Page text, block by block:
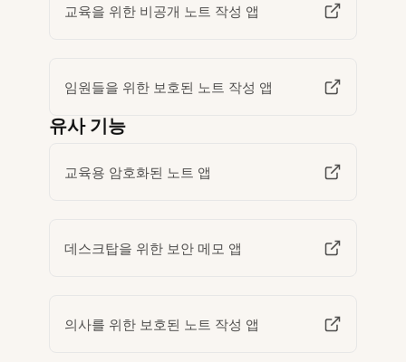
교육을 위한 비공개 노트 작성 앱
임원들을 위한 보호된 노트 작성 앱
유사 기능
교육용 암호화된 노트 앱
데스크탑을 위한 보안 메모 앱
의사를 위한 보호된 노트 작성 앱